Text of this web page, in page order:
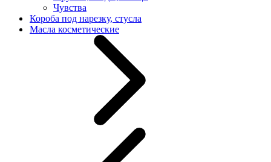
Чувства
Короба под нарезку, стусла
Масла косметические